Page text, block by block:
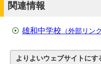
関連情報
雄和中学校 （外部リンク
よりよいウェブサイトに